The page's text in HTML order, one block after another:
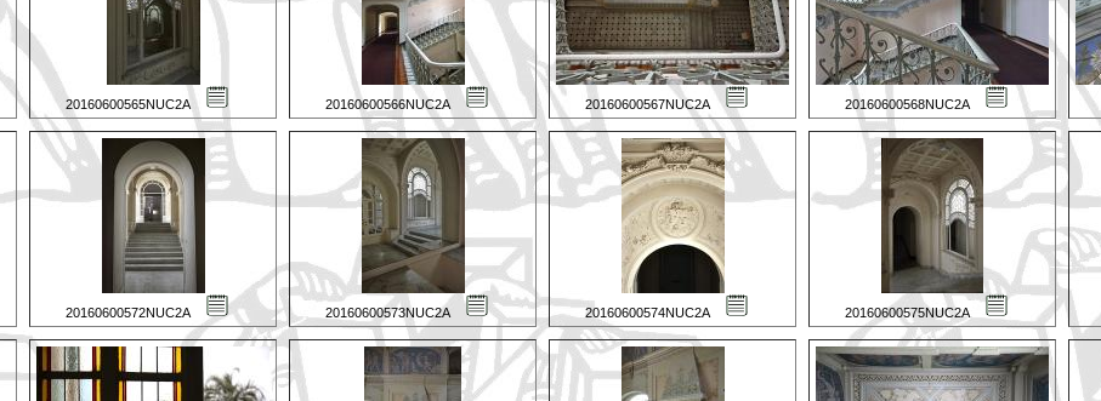
20160600565NUC2A 20160600566NUC2A 20160600567NUC2A 20160600568NUC2A
20160600572NUC2A 20160600573NUC2A 20160600574NUC2A 20160600575NUC2A